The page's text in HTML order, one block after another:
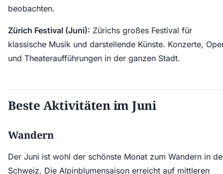
beobachten.
Zürich Festival (Juni): Zürichs großes Festival für
klassische Musik und darstellende Künste. Konzerte,
und Theateraufführungen in der ganzen Stadt.
Beste Aktivitäten im Juni
Wandern
Der Juni ist wohl der schönste Monat zum Wandern in
Schweiz. Die Alpinblumensaison erreicht auf mittleren